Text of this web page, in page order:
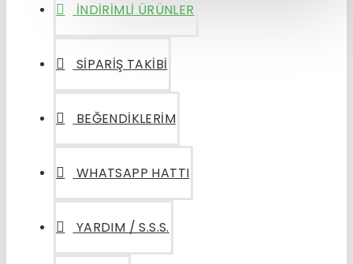
İNDIRIMLI ÜRÜNLER
SIPARIŞ TAKIBI
BEĞENDIKLERIM
WHATSAPP HATTI
YARDIM / S.S.S.